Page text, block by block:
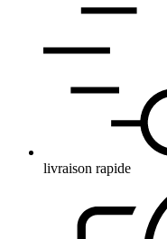
livraison rapide